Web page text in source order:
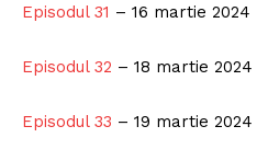
Episodul 31 – 16 martie 2024
Episodul 32 – 18 martie 2024
Episodul 33 – 19 martie 2024